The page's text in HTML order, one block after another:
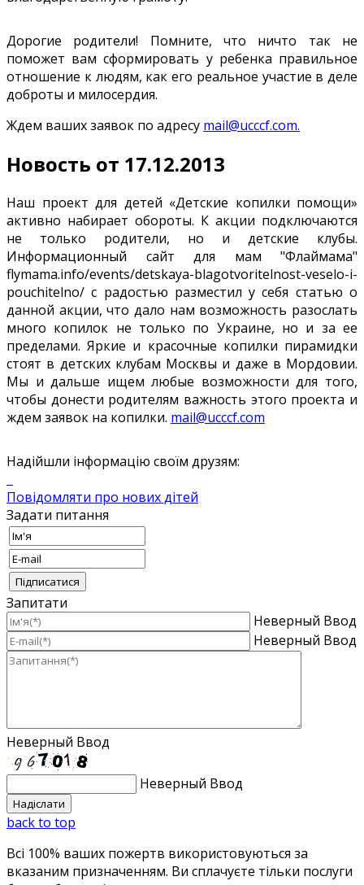
Дорогие родители! Помните, что ничто так не
поможет вам сформировать у ребенка правильное
отношение к людям, как его реальное участие в деле
доброты и милосердия.
Ждем ваших заявок по адресу mail@ucccf.com.
Новость от 17.12.2013
Наш проект для детей «Детские копилки помощи»
активно набирает обороты. К акции подключаются
не только родители, но и детские клубы.
Информационный сайт для мам "Флаймама"
flymama.info/events/detskaya-blagotvoritelnost-veselo-i-
pouchitelno/ с радостью разместил у себя статью о
данной акции, что дало нам возможность разослать
много копилок не только по Украине, но и за ее
пределами. Яркие и красочные копилки пирамидки
стоят в детских клубам Москвы и даже в Мордовии.
Мы и дальше ищем любые возможности для того,
чтобы донести родителям важность этого проекта и
ждем заявок на копилки. mail@ucccf.com
Надійшли інформацію своїм друзям:
Повідомляти про нових дітей
Задати питання
Запитати
Неверный Ввод
Неверный Ввод
Неверный Ввод
Неверный Ввод
back to top
Всі 100% ваших пожертв використовуються за
вказаним призначенням. Ви сплачуєте тільки послуги